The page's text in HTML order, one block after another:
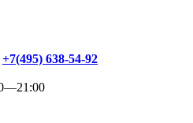
+7(495) 638-54-92